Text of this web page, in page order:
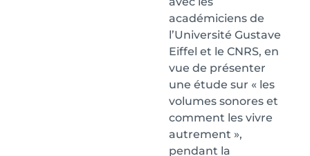
académiciens de
l’Université Gustave
Eiffel et le CNRS, en
vue de présenter
une étude sur « les
volumes sonores et
comment les vivre
autrement »,
pendant la